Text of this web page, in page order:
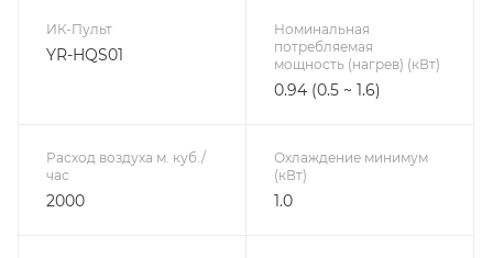
ИК-Пульт
YR-HQS01
Номинальная
потребляемая
мощность (нагрев) (кВт)
0.94 (0.5 ~ 1.6)
Расход воздуха м. куб./
час
2000
Охлаждение минимум
(кВт)
1.0